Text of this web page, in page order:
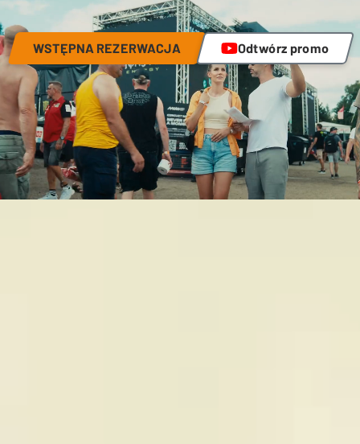
WSTĘPNA REZERWACJA Odtwórz promo